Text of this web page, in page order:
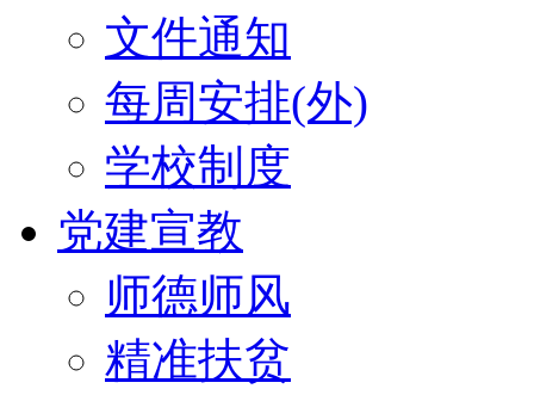
文件通知
每周安排(外)
学校制度
党建宣教
师德师风
精准扶贫